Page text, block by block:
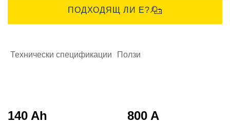
ПОДХОДЯЩ ЛИ Е?
Технически спецификации Ползи
140 Ah 800 A